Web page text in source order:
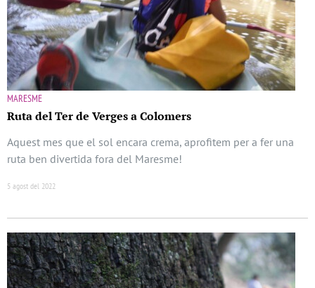
MARESME
Ruta del Ter de Verges a Colomers
Aquest mes que el sol encara crema, aprofitem per a fer una
ruta ben divertida fora del Maresme!
5 agost del 2022